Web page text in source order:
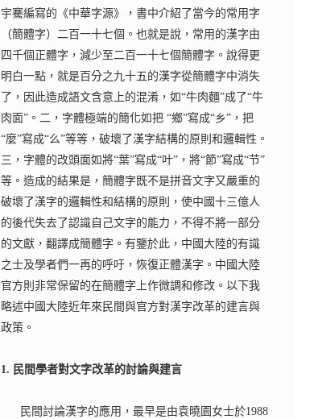
宇騫編寫的《中華字源》，書中介紹了當今的常用字
（簡體字）二百一十七個。也就是說，常用的漢字由
四千個正體字，減少至二百一十七個簡體字。說得更
明白一點，就是百分之九十五的漢字從簡體字中消失
了，因此造成語文含意上的混淆，如“牛肉麵”成了“牛
肉面”。二，字體極端的簡化如把 “鄉”寫成“乡”，把
“麼”寫成“么”等等，破壞了漢字結構的原則和邏輯性。
三，字體的改頭面如將“葉”寫成“叶”，將“節”寫成“节”
等。造成的結果是，簡體字既不是拼音文字又嚴重的
破壞了漢字的邏輯性和結構的原則，使中國十三億人
的後代失去了認識自己文字的能力，不得不將一部分
的文獻，翻譯成簡體字。有鑒於此，中國大陸的有識
之士及學者們一再的呼吁，恢復正體漢字。中國大陸
官方則非常保留的在簡體字上作微調和修改。以下我
略述中國大陸近年來民間與官方對漢字改革的建言與
政策。
1. 民間學者對文字改革的討論與建言
民間討論漢字的應用，最早是由袁曉園 女士於1988